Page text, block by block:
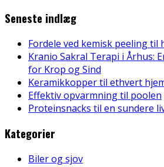
Seneste indlæg
Fordele ved kemisk peeling
Kranio Sakral Terapi i Århus:
for Krop og Sind
Keramikkopper til ethvert
Effektiv opvarmning til poolen
Proteinsnacks til en sundere
Kategorier
Biler og sjov